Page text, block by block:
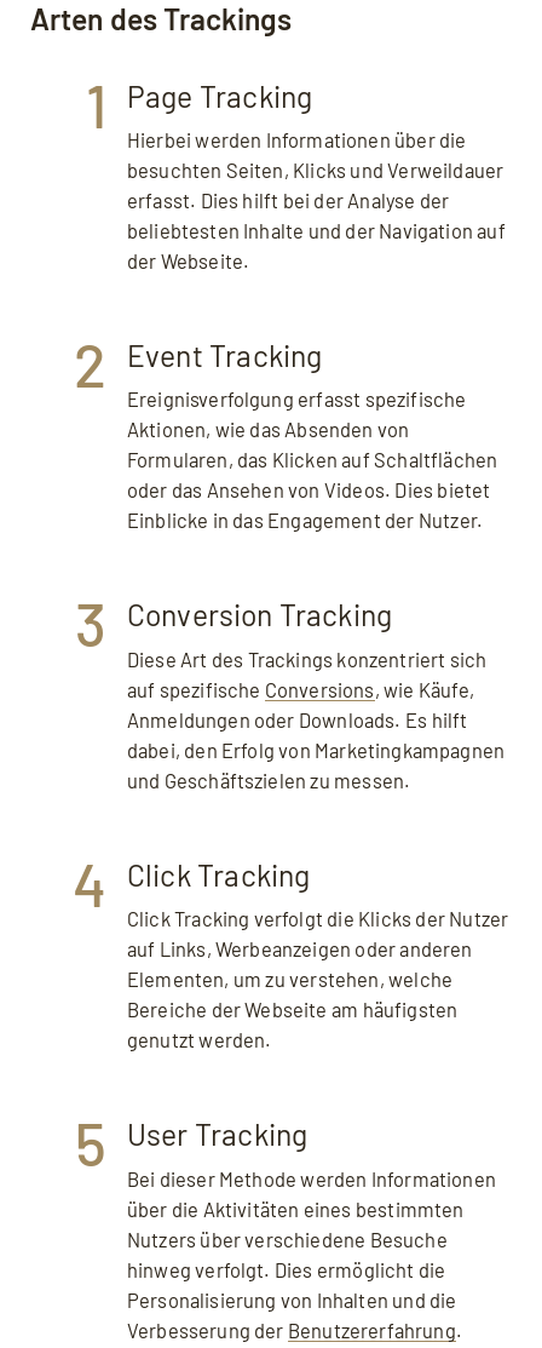
Tracking: Google Analytics
Vorteile: Tracking
Nachteile: Tracking
FAQ: Häufige Fragen zu Tracking auf Webseiten
Quellen, weiterführende Links
Arten des Trackings
1 Page Tracking
Hierbei werden Informationen über die
besuchten Seiten, Klicks und Verweildauer
erfasst. Dies hilft bei der Analyse der
beliebtesten Inhalte und der Navigation auf
der Webseite.
2 Event Tracking
Ereignisverfolgung erfasst spezifische
Aktionen, wie das Absenden von
Formularen, das Klicken auf Schaltflächen
oder das Ansehen von Videos. Dies bietet
Einblicke in das Engagement der Nutzer.
3 Conversion Tracking
Diese Art des Trackings konzentriert sich
auf spezifische Conversions, wie Käufe,
Anmeldungen oder Downloads. Es hilft
dabei, den Erfolg von Marketingkampagnen
und Geschäftszielen zu messen.
4 Click Tracking
Click Tracking verfolgt die Klicks der Nutzer
auf Links, Werbeanzeigen oder anderen
Elementen, um zu verstehen, welche
Bereiche der Webseite am häufigsten
genutzt werden.
5 User Tracking
Bei dieser Methode werden Informationen
über die Aktivitäten eines bestimmten
Nutzers über verschiedene Besuche
hinweg verfolgt. Dies ermöglicht die
Personalisierung von Inhalten und die
Verbesserung der Benutzererfahrung.
einverstanden, dass Ihre Daten an YouTube
übermittelt werden und Sie die
Datenschutzerklärung
akzeptieren.